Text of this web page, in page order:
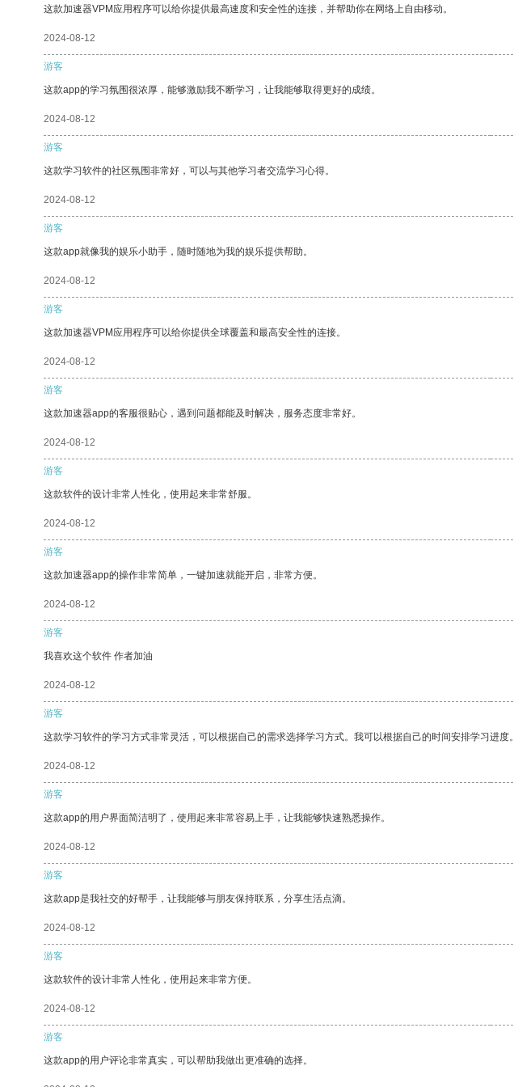
这款加速器VPM应用程序可以给你提供最高速度和安全性的连接，并帮助你在网络上自由移动。
2024-08-12
游客
这款app的学习氛围很浓厚，能够激励我不断学习，让我能够取得更好的成绩。
2024-08-12
游客
这款学习软件的社区氛围非常好，可以与其他学习者交流学习心得。
2024-08-12
游客
这款app就像我的娱乐小助手，随时随地为我的娱乐提供帮助。
2024-08-12
游客
这款加速器VPM应用程序可以给你提供全球覆盖和最高安全性的连接。
2024-08-12
游客
这款加速器app的客服很贴心，遇到问题都能及时解决，服务态度非常好。
2024-08-12
游客
这款软件的设计非常人性化，使用起来非常舒服。
2024-08-12
游客
这款加速器app的操作非常简单，一键加速就能开启，非常方便。
2024-08-12
游客
我喜欢这个软件 作者加油
2024-08-12
游客
这款学习软件的学习方式非常灵活，可以根据自己的需求选择学习方式。我可以根据自己的时间安排学习进度。
2024-08-12
游客
这款app的用户界面简洁明了，使用起来非常容易上手，让我能够快速熟悉操作。
2024-08-12
游客
这款app是我社交的好帮手，让我能够与朋友保持联系，分享生活点滴。
2024-08-12
游客
这款软件的设计非常人性化，使用起来非常方便。
2024-08-12
游客
这款app的用户评论非常真实，可以帮助我做出更准确的选择。